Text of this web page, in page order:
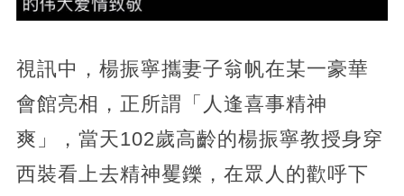
視訊中，楊振寧攜妻子翁帆在某一豪華
會館亮相，正所謂「人逢喜事精神
爽」，當天102歲高齡的楊振寧教授身穿
西裝看上去精神矍鑠，在眾人的歡呼下